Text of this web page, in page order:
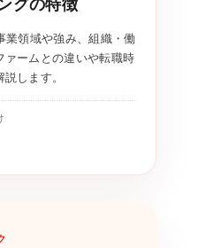
グの特徴
業領域や強み、組織・働
ァームとの違いや転職時
します。